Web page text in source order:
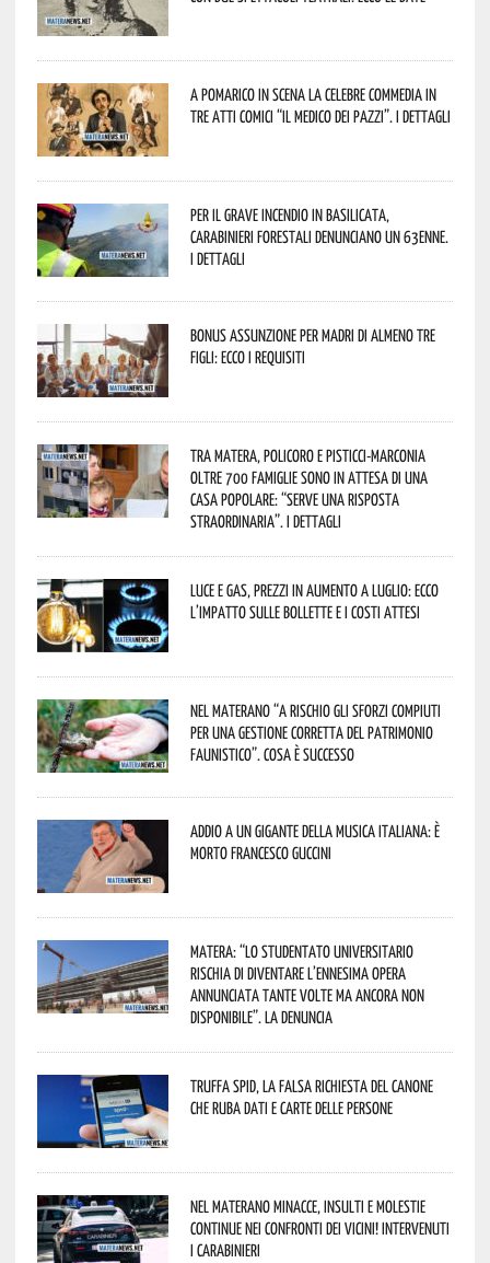
A Pomarico in scena la celebre commedia in
tre atti comici “Il medico dei pazzi”. I dettagli
Per il grave incendio in Basilicata,
Carabinieri forestali denunciano un 63enne.
I dettagli
Bonus assunzione per madri di almeno tre
figli: ecco i requisiti
Tra Matera, Policoro e Pisticci-Marconia
oltre 700 famiglie sono in attesa di una
casa popolare: “serve una risposta
straordinaria”. I dettagli
Luce e gas, prezzi in aumento a luglio: ecco
l’impatto sulle bollette e i costi attesi
Nel materano “a rischio gli sforzi compiuti
per una gestione corretta del patrimonio
faunistico”. Cosa è successo
Addio a un gigante della musica italiana: è
morto Francesco Guccini
Matera: “Lo studentato universitario
rischia di diventare l’ennesima opera
annunciata tante volte ma ancora non
disponibile”. La denuncia
Truffa Spid, la falsa richiesta del canone
che ruba dati e carte delle persone
Nel materano minacce, insulti e molestie
continue nei confronti dei vicini! Intervenuti
i Carabinieri